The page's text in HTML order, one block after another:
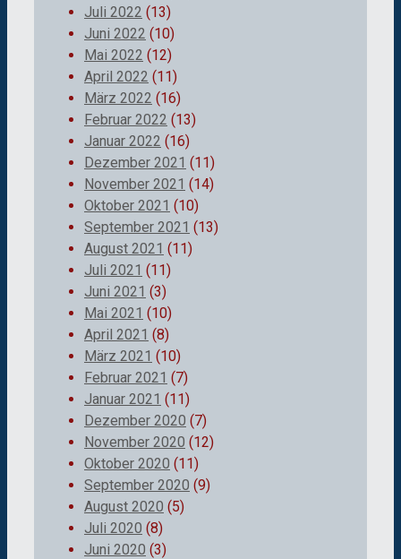
Juli 2022 (13)
Juni 2022 (10)
Mai 2022 (12)
April 2022 (11)
März 2022 (16)
Februar 2022 (13)
Januar 2022 (16)
Dezember 2021 (11)
November 2021 (14)
Oktober 2021 (10)
September 2021 (13)
August 2021 (11)
Juli 2021 (11)
Juni 2021 (3)
Mai 2021 (10)
April 2021 (8)
März 2021 (10)
Februar 2021 (7)
Januar 2021 (11)
Dezember 2020 (7)
November 2020 (12)
Oktober 2020 (11)
September 2020 (9)
August 2020 (5)
Juli 2020 (8)
Juni 2020 (3)